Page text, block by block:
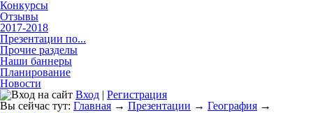
Конкурсы
Отзывы
2017-2018
Презентации по...
Прочие разделы
Наши баннеры
Планирование
Новости
Вход | Регистрация
Вы сейчас тут: Главная → Презентации → География →